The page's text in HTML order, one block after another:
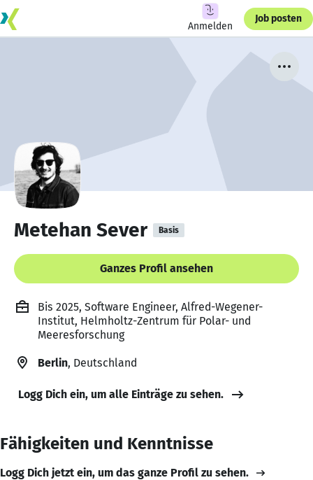
Anmelden
Job posten
Metehan Sever Basis
Ganzes Profil ansehen
Bis 2025, Software Engineer, Alfred-Wegener-
Institut, Helmholtz-Zentrum für Polar- und
Meeresforschung
Berlin, Deutschland
Logg Dich ein, um alle Einträge zu sehen.
Fähigkeiten und Kenntnisse
Logg Dich jetzt ein, um das ganze Profil zu sehen.